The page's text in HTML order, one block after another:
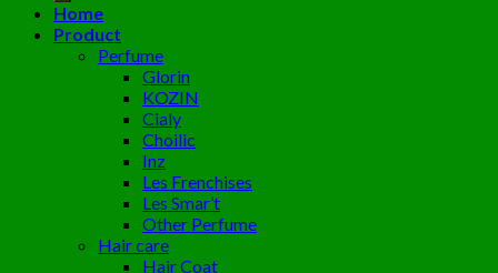
Home
Product
Perfume
Glorin
KOZIN
Cialy
Choilic
Inz
Les Frenchises
Les Smar’t
Other Perfume
Hair care
Hair Coat